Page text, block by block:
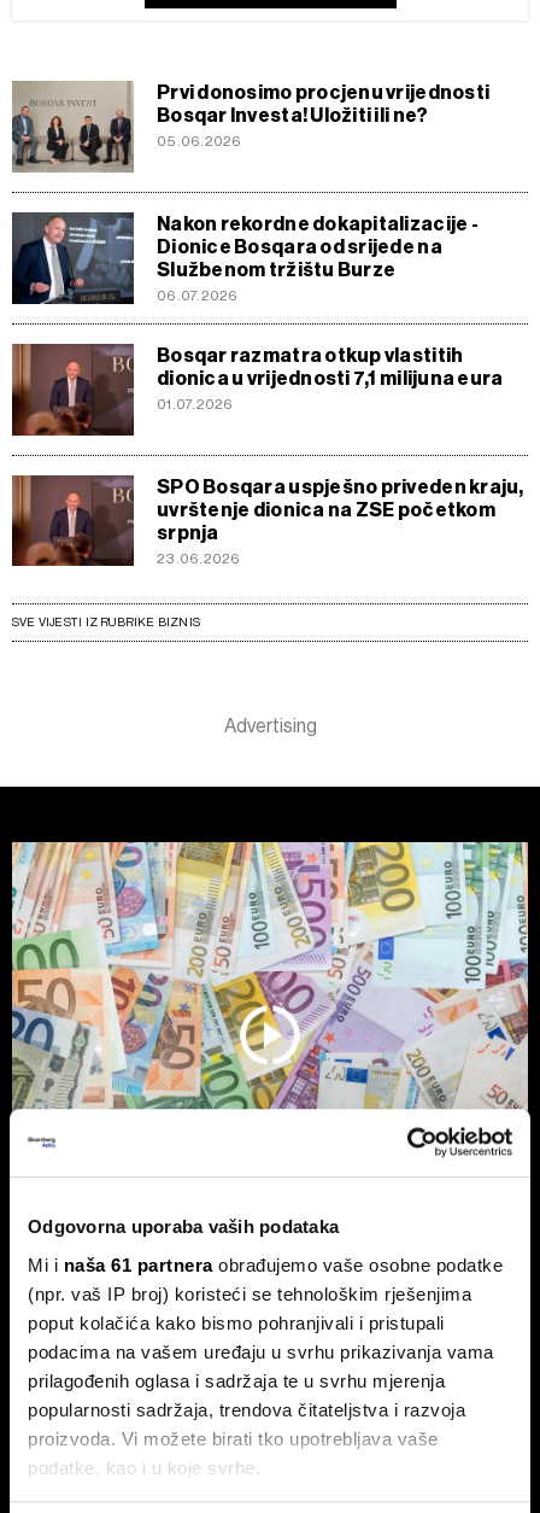
Odgovorna uporaba vaših podataka
Mi i naša 61 partneraobrađujemo vaše osobne podatke
(npr. vaš IP broj) koristeći se tehnološkim rješenjima
poput kolačića kako bismo pohranjivali i pristupali
podacima na vašem uređaju u svrhu prikazivanja vama
prilagođenih oglasa i sadržaja te u svrhu mjerenja
popularnosti sadržaja, trendova čitateljstva i razvoja
proizvoda. Vi možete birati tko upotrebljava vaše
podatke, kao i u koje svrhe.
Prvi donosimo procjenu vrijednosti
Bosqar Investa! Uložiti ili ne?
05.06.2026
Nakon rekordne dokapitalizacije -
Dionice Bosqara od srijede na
Službenom tržištu Burze
06.07.2026
Bosqar razmatra otkup vlastitih
dionica u vrijednosti 7,1 milijuna eura
01.07.2026
SPO Bosqara uspješno priveden kraju,
uvrštenje dionica na ZSE početkom
srpnja
23.06.2026
SVE VIJESTI IZ RUBRIKE BIZNIS
Vlasnik Magazinske kleti izdaje
obveznice - centraliziranom
kuhinjom do trostrukog rasta marže
Tvrtka Superior Ugostiteljstvo izdaje trogodišnje
obveznice vrijedne 1,5 milijuna eura, više od milijun eura
ulažu u sustav centralizirane pripreme hrane.